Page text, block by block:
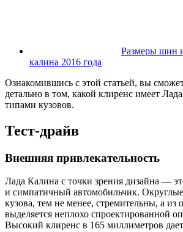
Размеры шин
калина 2016 года
Ознакомившись с этой статьей, вы
детально в том, какой клиренс имеет
типами кузовов.
Тест-драйв
Внешняя привлекательность
Лада Калина с точки зрения дизайна —
и симпатичный автомобильчик.
кузова, тем не менее, стремительны, а
выделяется неплохо спроектированной
Высокий клиренс в 165 миллиметров